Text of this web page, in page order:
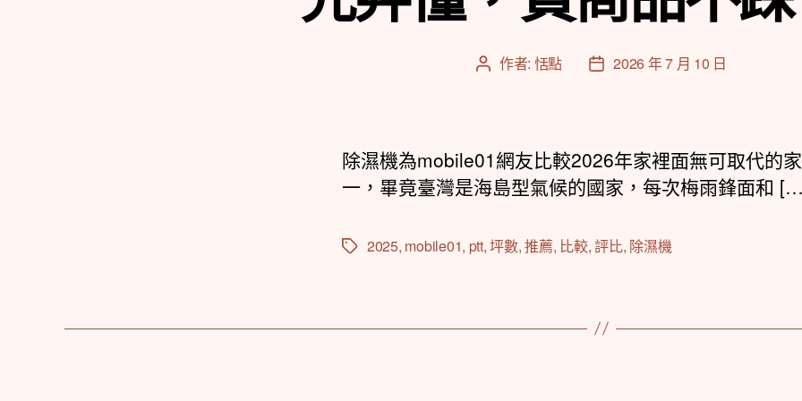
文 作者: 恬點
文
日
期
2026 年 7 月 10 日
除濕機為mobile01網友比較2026年家裡面無可取代的
一，畢竟臺灣是海島型氣候的國家，每次梅雨鋒面和
標 2025, mobile01, ptt,坪數,推薦, 比較,評比, 除濕機